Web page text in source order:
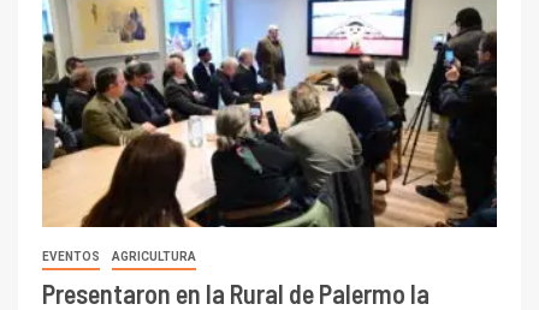
EVENTOS AGRICULTURA
Presentaron en la Rural de Palermo la